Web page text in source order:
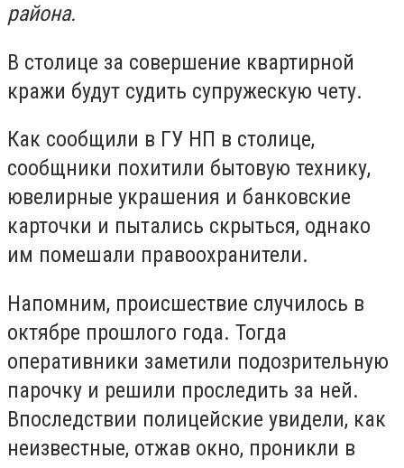
района.
В столице за совершение квартирной
кражи будут судить супружескую чету.
Как сообщили в ГУ НП в столице,
сообщники похитили бытовую технику,
ювелирные украшения и банковские
карточки и пытались скрыться, однако
им помешали правоохранители.
Напомним, происшествие случилось в
октябре прошлого года. Тогда
оперативники заметили подозрительную
парочку и решили проследить за ней.
Впоследствии полицейские увидели, как
неизвестные, отжав окно, проникли в